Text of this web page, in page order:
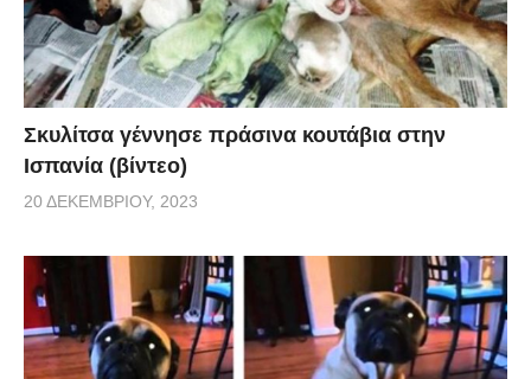
Σκυλίτσα γέννησε πράσινα κουτάβια στην
Ισπανία (βίντεο)
20 ΔΕΚΕΜΒΡΊΟΥ, 2023